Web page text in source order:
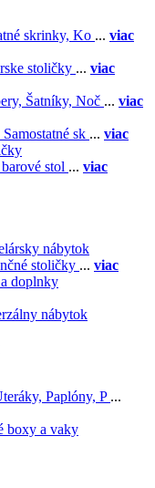
skrinky, Ko ... viac
stoličky ... viac
Šatníky, Noč ... viac
Samostatné sk ... viac
stol ... viac
nábytok
stoličky ... viac
doplnky
nábytok
Paplóny, P ...
boxy a vaky